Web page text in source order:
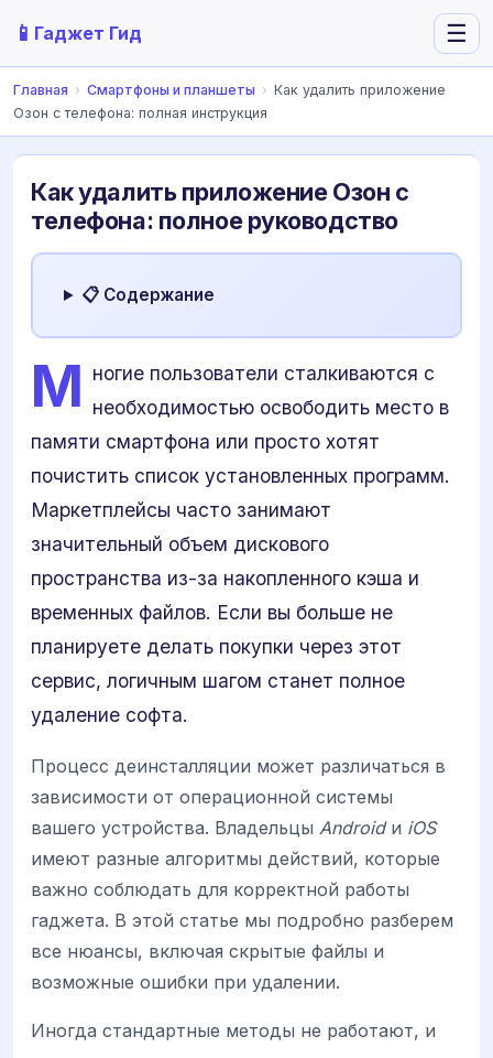
📱 Гаджет Гид ☰
Главная › Смартфоны и планшеты › Как удалить приложение
Озон с телефона: полная инструкция
Как удалить приложение Озон с
телефона: полное руководство
📋 Содержание
М ногие пользователи сталкиваются с
необходимостью освободить место в
памяти смартфона или просто хотят
почистить список установленных программ.
Маркетплейсы часто занимают
значительный объем дискового
пространства из-за накопленного кэша и
временных файлов. Если вы больше не
планируете делать покупки через этот
сервис, логичным шагом станет полное
удаление софта.
Процесс деинсталляции может различаться в
зависимости от операционной системы
вашего устройства. Владельцы Androidи iOS
имеют разные алгоритмы действий, которые
важно соблюдать для корректной работы
гаджета. В этой статье мы подробно разберем
все нюансы, включая скрытые файлы и
возможные ошибки при удалении.
Иногда стандартные методы не работают, и